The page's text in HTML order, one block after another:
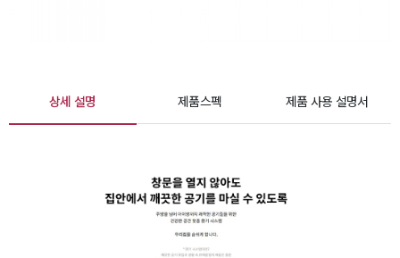
상세 설명 제품스펙 제품 사용 설명서